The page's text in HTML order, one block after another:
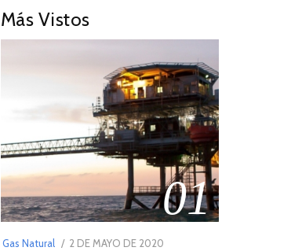
Más Vistos
01
Gas Natural
POSTED
2 DE MAYO DE 2020